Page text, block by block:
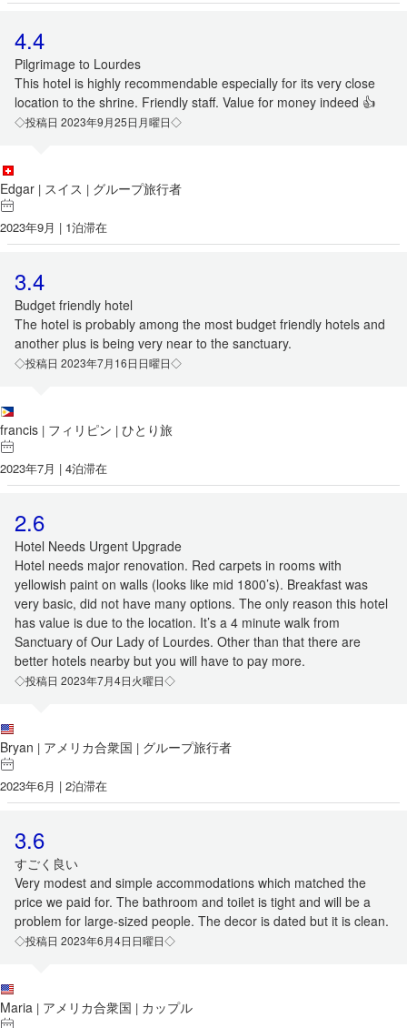
4.4
Pilgrimage to Lourdes
This hotel is highly recommendable especially for its very close
location to the shrine. Friendly staff. Value for money indeed 👍
◇投稿日 2023年9月25日月曜日◇
Edgar | スイス | グループ旅行者
2023年9月 | 1泊滞在
3.4
Budget friendly hotel
The hotel is probably among the most budget friendly hotels and
another plus is being very near to the sanctuary.
◇投稿日 2023年7月16日日曜日◇
francis | フィリピン | ひとり旅
2023年7月 | 4泊滞在
2.6
Hotel Needs Urgent Upgrade
Hotel needs major renovation. Red carpets in rooms with
yellowish paint on walls (looks like mid 1800’s). Breakfast was
very basic, did not have many options. The only reason this hotel
has value is due to the location. It’s a 4 minute walk from
Sanctuary of Our Lady of Lourdes. Other than that there are
better hotels nearby but you will have to pay more.
◇投稿日 2023年7月4日火曜日◇
Bryan | アメリカ合衆国 | グループ旅行者
2023年6月 | 2泊滞在
3.6
すごく良い
Very modest and simple accommodations which matched the
price we paid for. The bathroom and toilet is tight and will be a
problem for large-sized people. The decor is dated but it is clean.
◇投稿日 2023年6月4日日曜日◇
Maria | アメリカ合衆国 | カップル